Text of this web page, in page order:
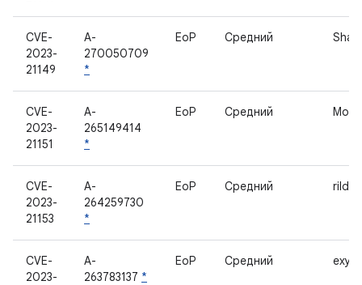
CVE-
2023-
21149
A-
270050709
*
EoP Средний
CVE-
2023-
21151
A-
265149414
*
EoP Средний
CVE-
2023-
21153
A-
264259730
*
EoP Средний
CVE-
2023-
A-
263783137 *
EoP Средний